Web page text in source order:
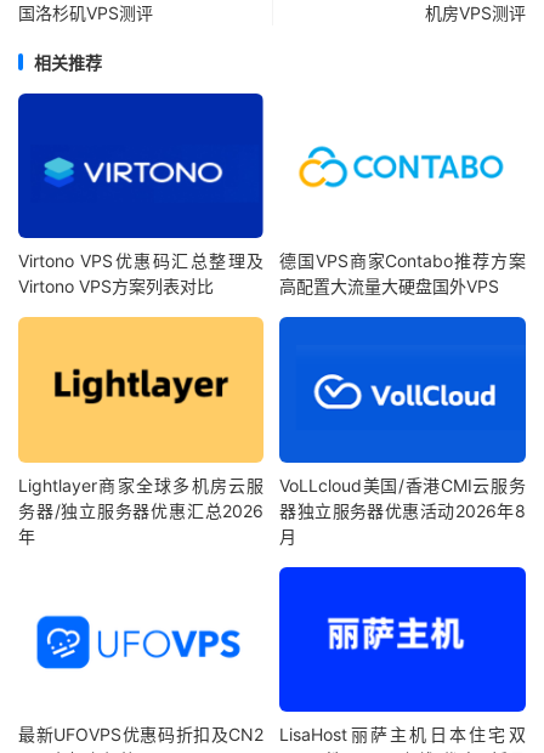
国洛杉矶VPS测评
机房VPS测评
相关推荐
Virtono VPS优惠码汇总整理及
Virtono VPS方案列表对比
德国VPS商家Contabo推荐方案
高配置大流量大硬盘国外VPS
Lightlayer商家全球多机房云服
务器/独立服务器优惠汇总2026
年
VoLLcloud美国/香港CMI云服务
器独立服务器优惠活动2026年8
月
最新UFOVPS优惠码折扣及CN2
LisaHost丽萨主机日本住宅双